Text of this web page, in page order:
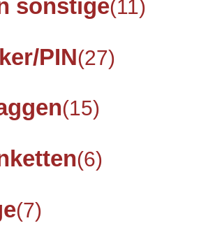
sonstige(11)
PIN(27)
(15)
(6)
(7)